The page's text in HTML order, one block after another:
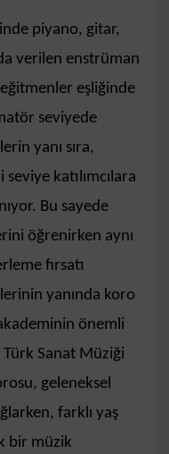
piyano, gitar,
verilen enstrüman
eşliğinde
seviyede
yanı sıra,
katılımcılara
Bu sayede
öğrenirken aynı
fırsatı
yanında koro
önemli
Sanat Müziği
geleneksel
farklı yaş
bir müzik